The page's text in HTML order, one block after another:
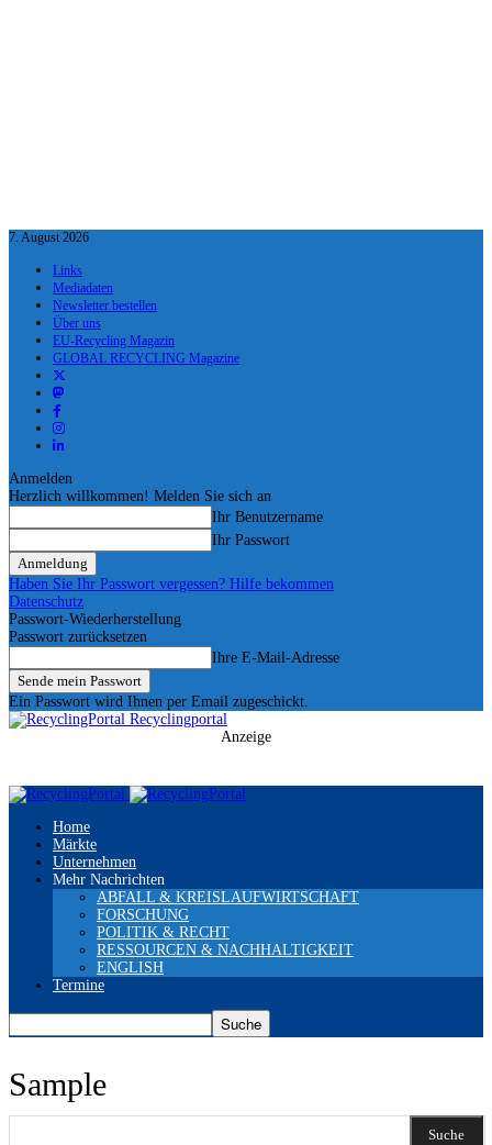
7. August 2026
Links
Mediadaten
Newsletter bestellen
Über uns
EU-Recycling Magazin
GLOBAL RECYCLING Magazine
Anmelden
Herzlich willkommen! Melden Sie sich an
Ihr Benutzername
Ihr Passwort
Haben Sie Ihr Passwort vergessen? Hilfe bekommen
Datenschutz
Passwort-Wiederherstellung
Passwort zurücksetzen
Ihre E-Mail-Adresse
Ein Passwort wird Ihnen per Email zugeschickt.
Recyclingportal
Anzeige
Home
Märkte
Unternehmen
Mehr Nachrichten
ABFALL & KREISLAUFWIRTSCHAFT
FORSCHUNG
POLITIK & RECHT
RESSOURCEN & NACHHALTIGKEIT
ENGLISH
Termine
Sample
Suche